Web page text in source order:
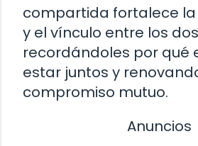
compartida fortalece
y el vínculo entre los
recordándoles por qué
estar juntos y
compromiso mutuo.
Anuncios